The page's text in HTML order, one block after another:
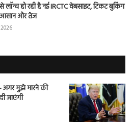
लॉन्च हो रही है नई IRCTC वेबसाइट, टिकट बुकिंग
आसान और तेज
अगर मुझे मारने की
जाएंगी